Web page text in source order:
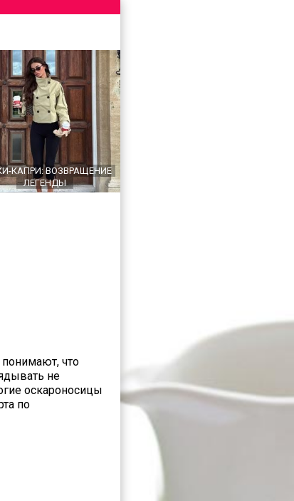
КАПРИ: ВОЗВРАЩЕНИЕ
ЛЕГЕНДЫ
что
не
оскароносицы
по